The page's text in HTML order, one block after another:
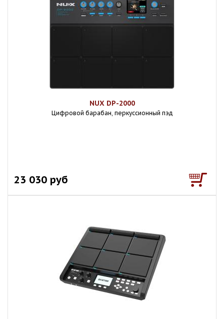
NUX DP-2000
Цифровой барабан, перкуссионный пэд
23 030 руб